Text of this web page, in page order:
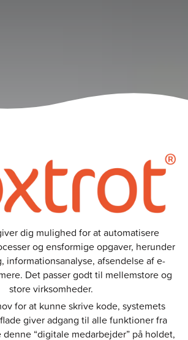
dig mulighed for at automatisere
og ensformige opgaver, herunder
informationsanalyse, afsendelse af e-
Det passer godt til mellemstore og
store virksomheder.
for at kunne skrive kode, systemets
giver adgang til alle funktioner fra
denne “digitale medarbejder” på holdet,